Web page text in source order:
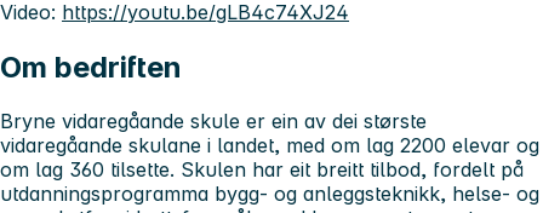
Video: https://youtu.be/gLB4c74XJ24
Om bedriften
Bryne vidaregåande skule er ein av dei største
vidaregåande skulane i landet, med om lag 2200 elevar og
om lag 360 tilsette. Skulen har eit breitt tilbod, fordelt på
utdanningsprogramma bygg- og anleggsteknikk, helse- og